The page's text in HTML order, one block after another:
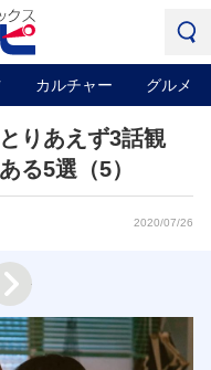
カルチャー グルメ
りあえず3話観
る5選（5）
2020/07/26
Next